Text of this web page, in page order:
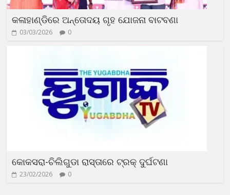
କଳାହାଣ୍ଡିରେ ଅନ୍ତୋଦୟ ଗୃହ ଯୋଜନା ବାଟବଣା
03/03/2026 0
କୋକସରା-ଚିଲିଗୁଡା ରାସ୍ତାରେ ଟ୍ରକ୍ ଦୁର୍ଘଟଣା
23/02/2026 0